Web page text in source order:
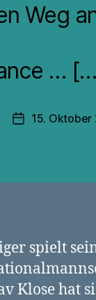
Weg
… […
15. Oktober
spielt
Klose hat